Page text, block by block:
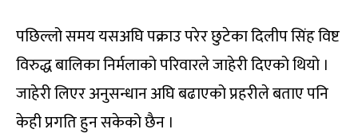
पछिल्लो समय यसअघि पक्राउ परेर छुटेका दिलीप सिंह विष्ट
विरुद्ध बालिका निर्मलाको परिवारले जाहेरी दिएको थियो ।
जाहेरी लिएर अनुसन्धान अघि बढाएको प्रहरीले बताए पनि
केही प्रगति हुन सकेको छैन ।